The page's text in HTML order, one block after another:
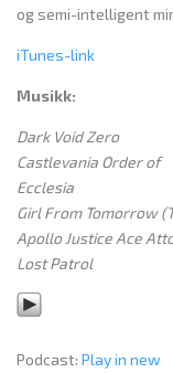
og semi-intelligent
iTunes-link
Musikk:
Dark Void Zero
Castlevania Order of
Ecclesia
Girl From Tomorrow
Apollo Justice Ace
Lost Patrol
Podcast: Play in new